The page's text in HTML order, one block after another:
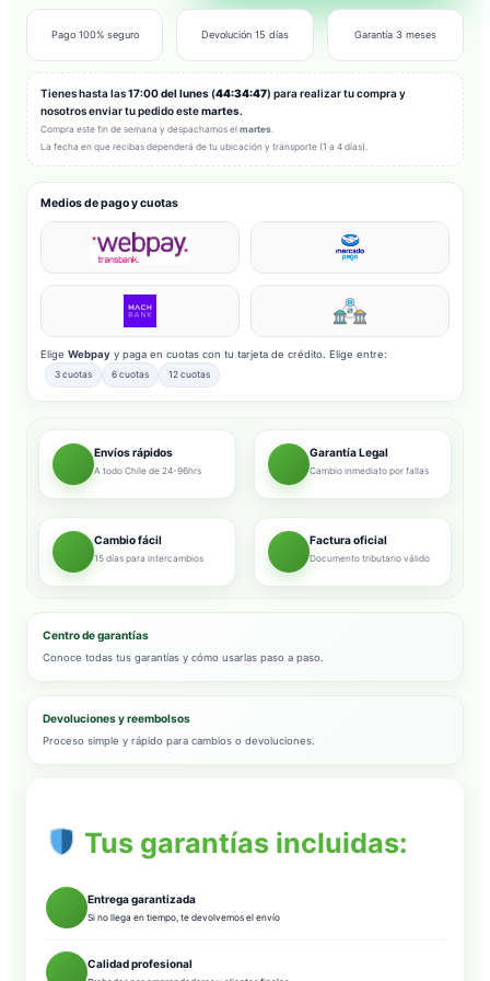
Pago 100% seguro Devolución 15 días Garantía 3 meses
Tienes hasta las17:00 del lunes (44:34:45) para realizar tu compra y
nosotros enviar tu pedido estemartes.
Compra este fin de semana y despachamos el martes
La fecha en que recibas dependerá de tu ubicación y transporte (1 a 4 días).
Medios de pago y cuotas
Elige Webpay y paga en cuotas con tu tarjeta de crédito. Elige entre:
3 cuotas 6 cuotas 12 cuotas
Envíos rápidos
A todo Chile de 24-96hrs
Garantía Legal
Cambio inmediato por fallas
Cambio fácil
15 días para intercambios
Factura oficial
Documento tributario válido
Centro de garantías
Conoce todas tus garantías y cómo usarlas paso a paso.
Devoluciones y reembolsos
Proceso simple y rápido para cambios o devoluciones.
Tus garantías incluidas:
Entrega garantizada
Si no llega en tiempo, te devolvemos el envío
Calidad profesional